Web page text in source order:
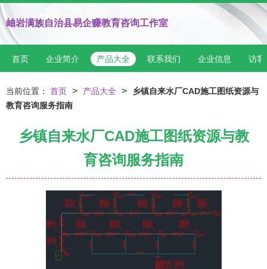
岫岩满族自治县易企赚教育咨询工作室
首页 企业简介 产品大全 联系我们 企业信息 访客
当前位置： 首页 > 产品大全 >
乡镇自来水厂CAD施工图纸资源与
教育咨询服务指南
乡镇自来水厂CAD施工图纸资源与教
育咨询服务指南